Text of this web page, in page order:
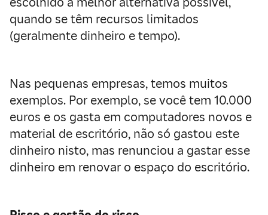
quando se têm recursos limitados
(geralmente dinheiro e tempo).
Nas pequenas empresas, temos muitos
exemplos. Por exemplo, se você tem 10.000
euros e os gasta em computadores novos e
material de escritório, não só gastou este
dinheiro nisto, mas renunciou a gastar esse
dinheiro em renovar o espaço do escritório.